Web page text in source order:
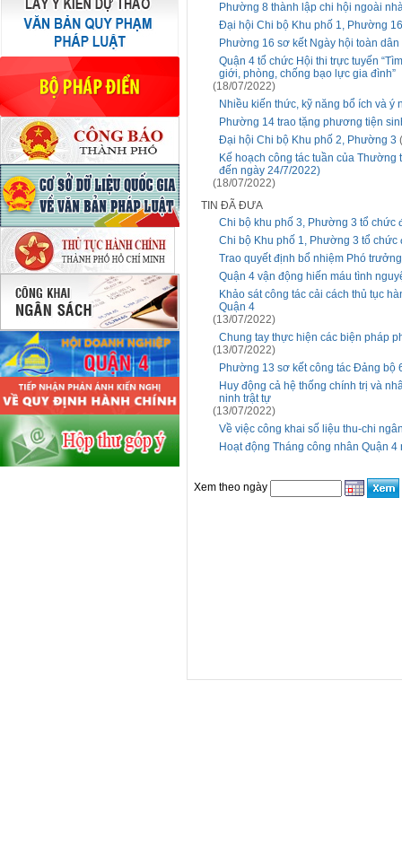
Phường 8 thành lập chi hội ngoài
Đại hội Chi bộ Khu phố 1, Phường 16
Phường 16 sơ kết Ngày hội toàn
Quận 4 tổ chức Hội thi trực tuyến
giới, phòng, chống bạo lực gia đình”
(18/07/2022)
Nhiều kiến thức, kỹ năng bổ ích và ý
Phường 14 trao tặng phương tiện
Đại hội Chi bộ Khu phố 2, Phường 3
Kế hoạch công tác tuần của
đến ngày 24/7/2022)
(18/07/2022)
TIN ĐÃ ĐƯA
Chi bộ khu phố 3, Phường 3 tổ chức
Chi bộ Khu phố 1, Phường 3 tổ chức
Trao quyết định bổ nhiệm Phó
Quận 4 vận động hiến máu tình
Khảo sát công tác cải cách thủ tục
Quận 4
(13/07/2022)
Chung tay thực hiện các biện pháp
(13/07/2022)
Phường 13 sơ kết công tác Đảng bộ
Huy động cả hệ thống chính trị và
ninh trật tự
(13/07/2022)
Về việc công khai số liệu thu-chi
Hoạt động Tháng công nhân Quận
Xem theo ngày